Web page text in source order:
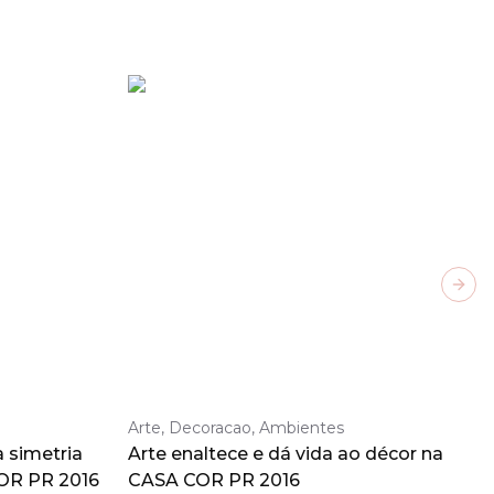
simetria
PR 2016
Arte, Decoracao, Ambientes
Arte enaltece e dá vida ao décor na
CASA COR PR 2016